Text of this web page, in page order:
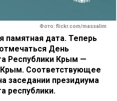
Фото: flickr.com/massalim
памятная дата. Теперь
День
Республики Крым —
Крым. Соответствующее
заседании президиума
республики.